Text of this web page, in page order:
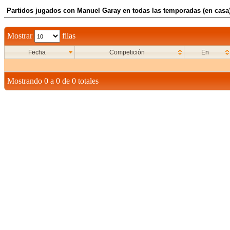
Partidos jugados con Manuel Garay en todas las temporadas (en
Mostrar filas
Fecha Competición En
Mostrando 0 a 0 de 0 totales